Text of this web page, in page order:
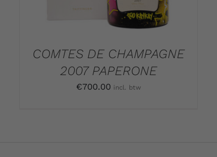
COMTES DE CHAMPAGNE
2007 PAPERONE
€700.00 incl. btw